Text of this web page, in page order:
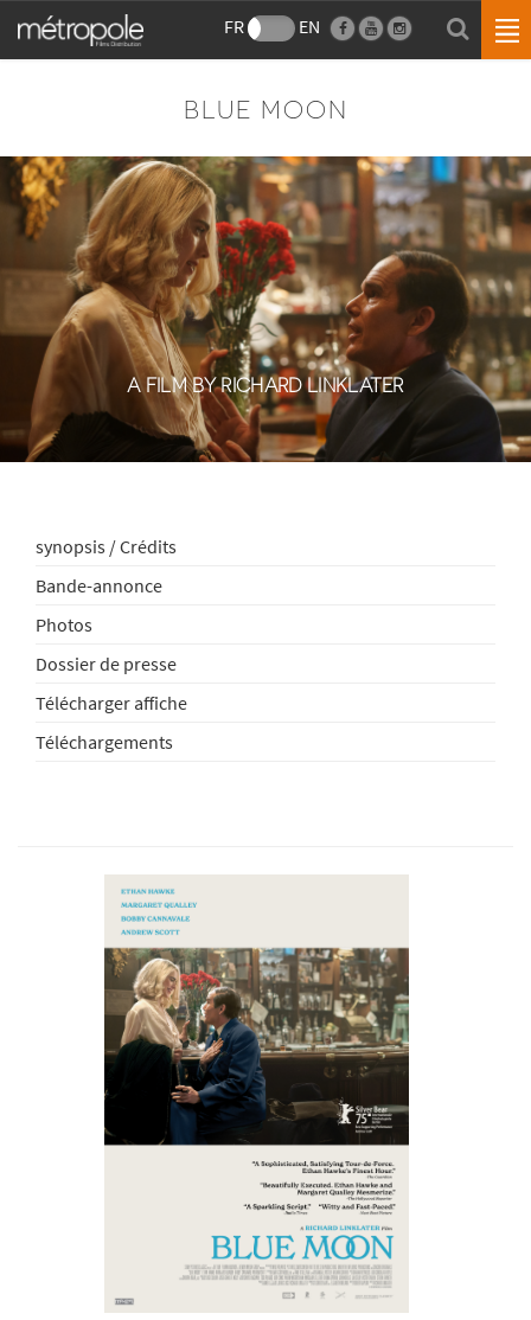
FR EN
BLUE MOON
A FILM BY RICHARD LINKLATER
synopsis / Crédits
Bande-annonce
Photos
Dossier de presse
Télécharger affiche
Téléchargements